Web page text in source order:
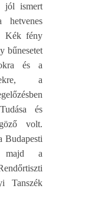
jól ismert
hetvenes
Kék fény
bűnesetet
és a
a
és
volt.
Budapesti
majd a
Tanszék